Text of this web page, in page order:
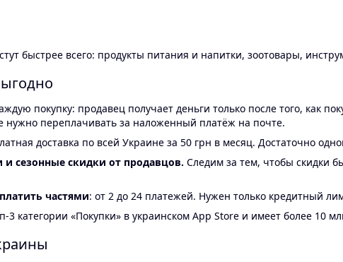
быстрее всего: продукты питания и напитки, зоотовары,
покупку: продавец получает деньги только после того, как
нужно переплачивать за наложенный платёж на почте.
доставка по всей Украине за 50 грн в месяц. Достаточно
и сезонные скидки от продавцов. Следим за тем, чтобы скидки
частями: от 2 до 24 платежей. Нужен только кредитный
3 категории «Покупки» в украинском App Store и имеет более 10